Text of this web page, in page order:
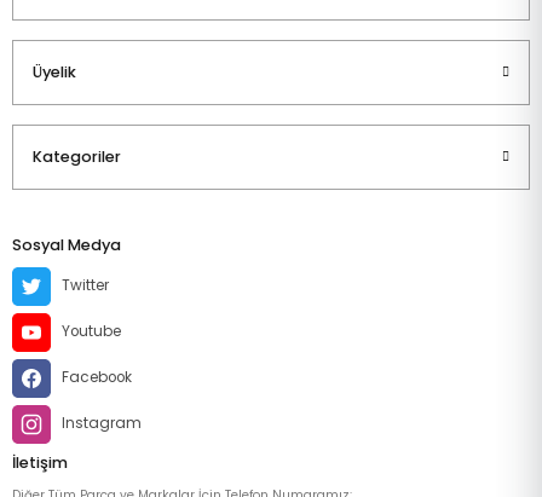
Üyelik
Kategoriler
Sosyal Medya
Twitter
Youtube
Facebook
Instagram
İletişim